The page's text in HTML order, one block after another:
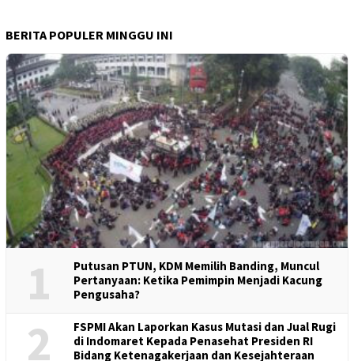
BERITA POPULER MINGGU INI
1
Putusan PTUN, KDM Memilih Banding, Muncul
Pertanyaan: Ketika Pemimpin Menjadi Kacung
Pengusaha?
2
FSPMI Akan Laporkan Kasus Mutasi dan Jual Rugi
di Indomaret Kepada Penasehat Presiden RI
Bidang Ketenagakerjaan dan Kesejahteraan